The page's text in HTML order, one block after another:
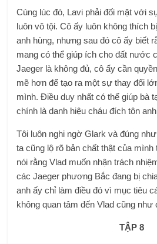
Cùng lúc đó, Lavi phải đối mặt với
luôn vô tội. Cô ấy luôn không thích
anh hùng, nhưng sau đó cô ấy biết
mang có thể giúp ích cho đất nước
Jaeger là không đủ, cô ấy cần
mẽ hơn để tạo ra một sự thay đổi
mình. Điều duy nhất có thể giúp bà
chính là danh hiệu cháu đích tôn
Tôi luôn nghi ngờ Glark và đúng
ta cũng lộ rõ ​​bản chất thật của mình
nói rằng Vlad muốn nhận trách
các Jaeger phương Bắc đang bị
anh ấy chỉ làm điều đó vì mục tiêu
không quan tâm đến Vlad cũng như
TẬP 8